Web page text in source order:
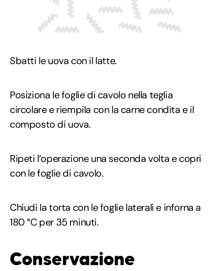
Sbatti le uova con il latte.
Posiziona le foglie di cavolo nella teglia
circolare e riempila con la carne condita e il
composto di uova.
Ripeti l’operazione una seconda volta e copri
con le foglie di cavolo.
Chiudi la torta con le foglie laterali e inforna a
180 °C per 35 minuti.
Conservazione